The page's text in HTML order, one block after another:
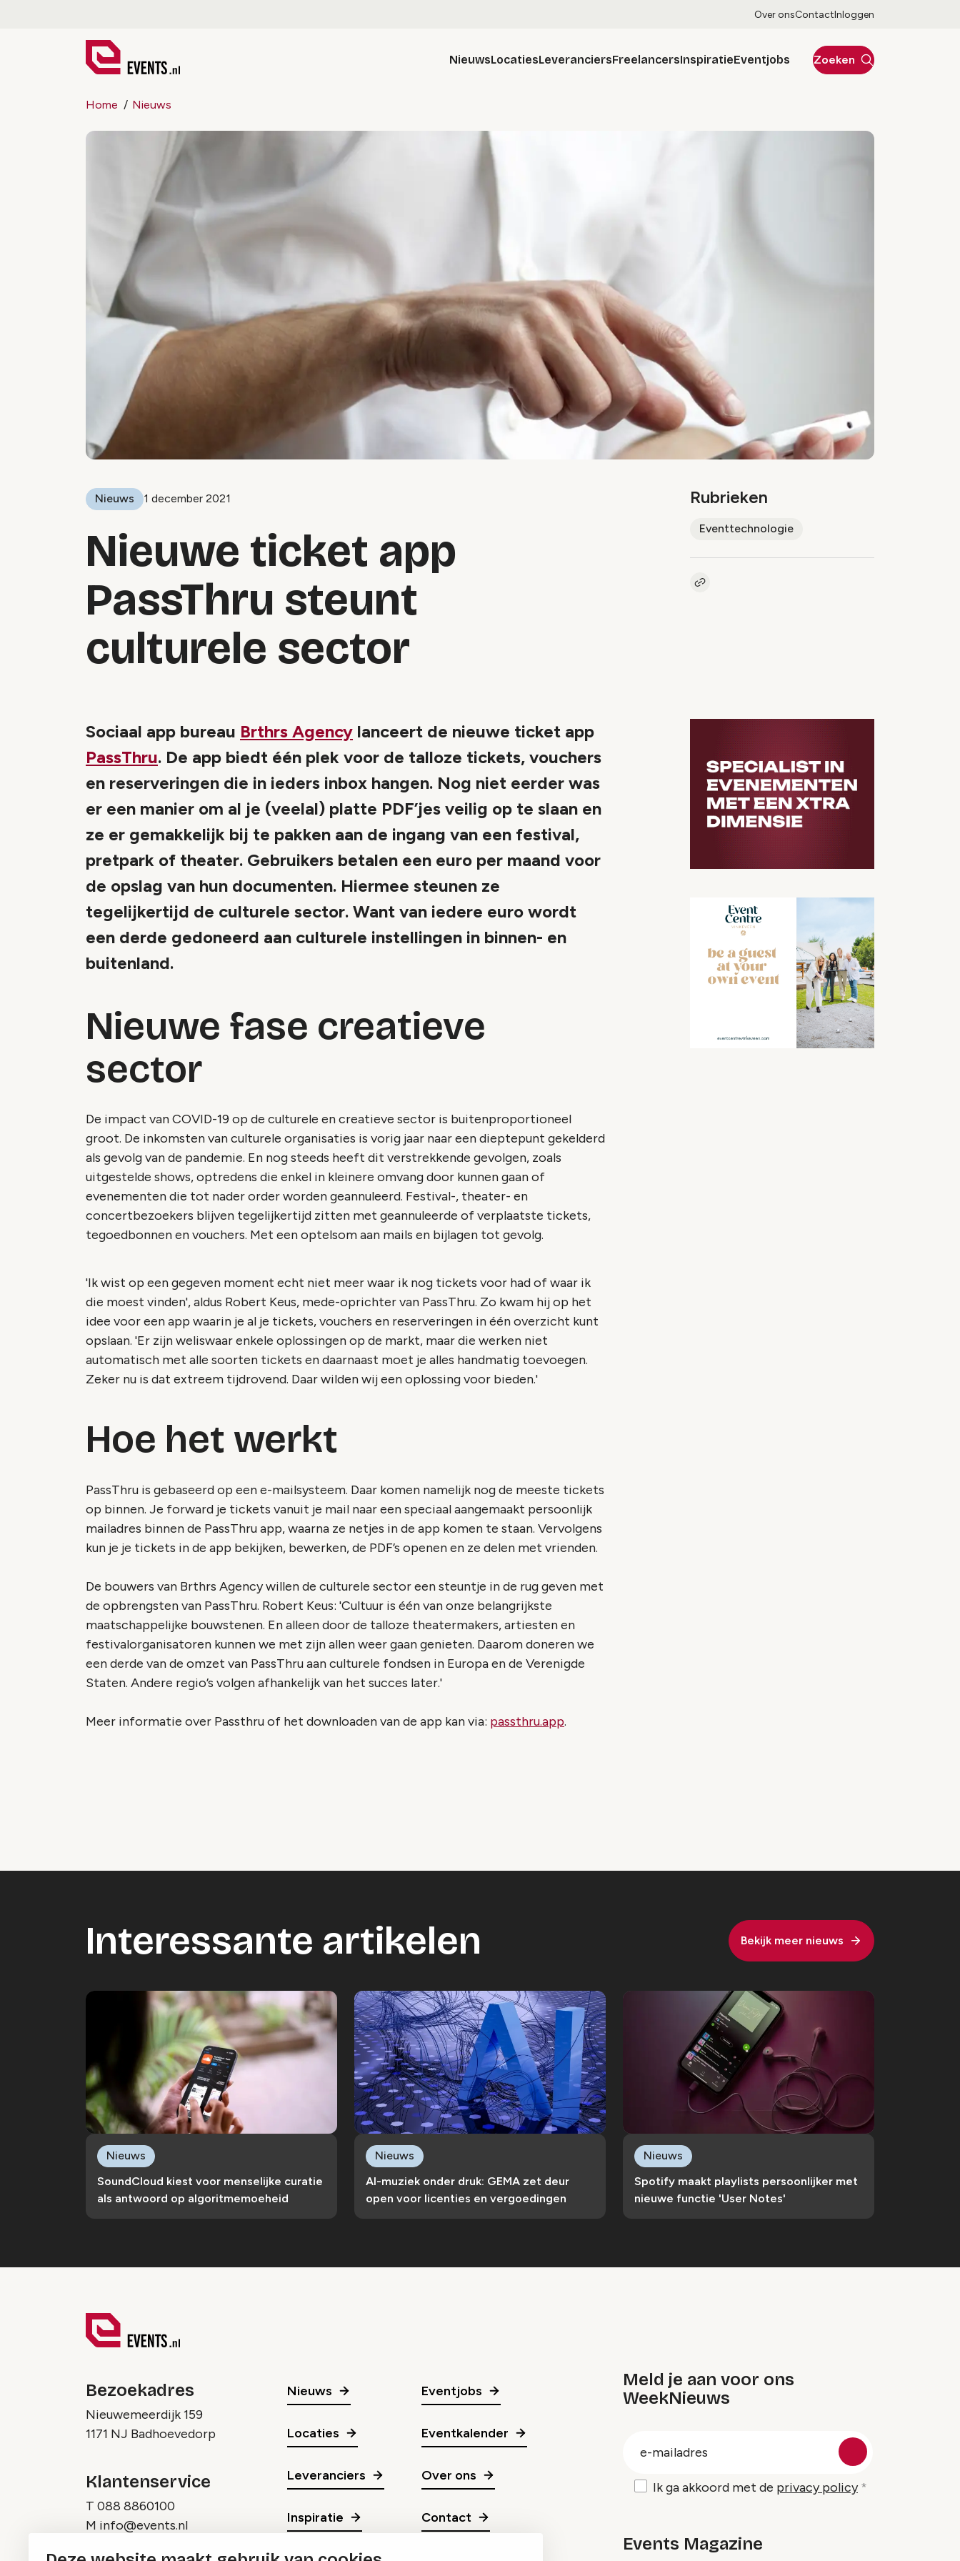
Over onsContactInloggen
NieuwsLocatiesLeveranciersFreelancersInspiratieEventjobs Zoeken
Home Nieuws
Nieuws 1 december 2021
Nieuwe ticket app
PassThru steunt
culturele sector
Rubrieken
Eventtechnologie
Kopieer link naar artikel
Sociaal app bureau Brthrs Agency lanceert de nieuwe ticket app
PassThru. De app biedt één plek voor de talloze tickets, vouchers
en reserveringen die in ieders inbox hangen. Nog niet eerder was
er een manier om al je (veelal) platte PDF’jes veilig op te slaan en
ze er gemakkelijk bij te pakken aan de ingang van een festival,
pretpark of theater. Gebruikers betalen een euro per maand voor
de opslag van hun documenten. Hiermee steunen ze
tegelijkertijd de culturele sector. Want van iedere euro wordt
een derde gedoneerd aan culturele instellingen in binnen- en
buitenland.
Nieuwe fase creatieve
sector
De impact van COVID-19 op de culturele en creatieve sector is buitenproportioneel
groot. De inkomsten van culturele organisaties is vorig jaar naar een dieptepunt gekelderd
als gevolg van de pandemie. En nog steeds heeft dit verstrekkende gevolgen, zoals
uitgestelde shows, optredens die enkel in kleinere omvang door kunnen gaan of
evenementen die tot nader order worden geannuleerd. Festival-, theater- en
concertbezoekers blijven tegelijkertijd zitten met geannuleerde of verplaatste tickets,
tegoedbonnen en vouchers. Met een optelsom aan mails en bijlagen tot gevolg.
'Ik wist op een gegeven moment echt niet meer waar ik nog tickets voor had of waar ik
die moest vinden', aldus Robert Keus, mede-oprichter van PassThru. Zo kwam hij op het
idee voor een app waarin je al je tickets, vouchers en reserveringen in één overzicht kunt
opslaan. 'Er zijn weliswaar enkele oplossingen op de markt, maar die werken niet
automatisch met alle soorten tickets en daarnaast moet je alles handmatig toevoegen.
Zeker nu is dat extreem tijdrovend. Daar wilden wij een oplossing voor bieden.'
Hoe het werkt
PassThru is gebaseerd op een e-mailsysteem. Daar komen namelijk nog de meeste tickets
op binnen. Je forward je tickets vanuit je mail naar een speciaal aangemaakt persoonlijk
mailadres binnen de PassThru app, waarna ze netjes in de app komen te staan. Vervolgens
kun je je tickets in de app bekijken, bewerken, de PDF’s openen en ze delen met vrienden.
De bouwers van Brthrs Agency willen de culturele sector een steuntje in de rug geven met
de opbrengsten van PassThru. Robert Keus: 'Cultuur is één van onze belangrijkste
maatschappelijke bouwstenen. En alleen door de talloze theatermakers, artiesten en
festivalorganisatoren kunnen we met zijn allen weer gaan genieten. Daarom doneren we
een derde van de omzet van PassThru aan culturele fondsen in Europa en de Verenigde
Staten. Andere regio’s volgen afhankelijk van het succes later.'
Meer informatie over Passthru of het downloaden van de app kan via: passthru.app.
Interessante artikelen Bekijk meer nieuws
SoundCloud kiest voor menselijke curatie
als antwoord op algoritmemoeheid
Nieuws
AI-muziek onder druk: GEMA zet deur
open voor licenties en vergoedingen
Nieuws
Spotify maakt playlists persoonlijker met
nieuwe functie 'User Notes'
Nieuws
Bezoekadres
Nieuwemeerdijk 159
1171 NJ Badhoevedorp
Klantenservice
T 088 8860100
M info@events.nl
Nieuws
Locaties
Leveranciers
Inspiratie
Eventjobs
Eventkalender
Over ons
Contact
Meld je aan voor ons
WeekNieuws
Ik ga akkoord met de privacy policy
Events Magazine